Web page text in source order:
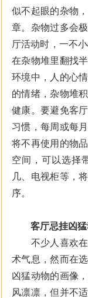
似不起眼的杂物
章。杂物过多会
厅活动时，一不
在杂物堆里翻找
环境中，人的心
的情绪，杂物堆
健康。要避免客
习惯，每周或每
将不再使用的物
空间，可以选择
几、电视柜等，
序。
客厅忌挂凶猛
不少人喜欢在
术气息，然而在
凶猛动物的画像
风凛凛，但并不